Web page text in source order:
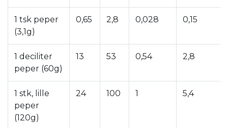
1 tsk peper
(3,1g)
0,65 2,8 0,028 0,15
1 deciliter
peper (60g)
13 53 0,54 2,8
1 stk, lille
peper
(120g)
24 100 1 5,4